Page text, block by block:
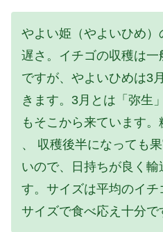
やよい姫（やよいひめ
遅さ。イチゴの収穫は一
ですが、やよいひめは3
きます。3月とは「弥生
もそこから来ています
、 収穫後半になっても
いので、日持ちが良く
す。サイズは平均のイ
サイズで食べ応え十分で